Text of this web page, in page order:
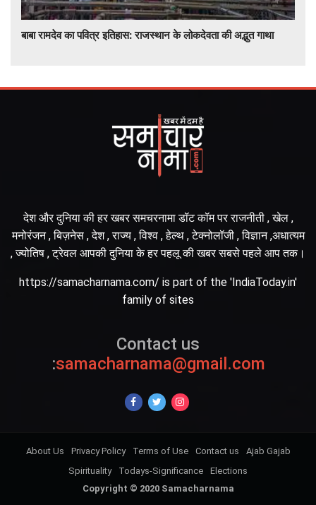
बाबा रामदेव का पवित्र इतिहास: राजस्थान के लोकदेवता की अद्भुत गाथा
देश और दुनिया की हर खबर समचरनामा डॉट कॉम पर राजनीती , खेल ,
मनोरंजन , बिज़नेस , देश , राज्य , विश्व , हेल्थ , टेक्नोलॉजी , विज्ञान ,अधात्यम
, ज्योतिष , ट्रेवल आपकी दुनिया के हर पहलू की खबर सबसे पहले आप तक।
https://samacharnama.com/ is part of the 'IndiaToday.in'
family of sites
Contact us
:samacharnama@gmail.com
Copyright © 2020 Samacharnama
About Us Privacy Policy Terms of Use Contact us
Ajab Gajab
Spirituality
Todays-Significance Elections